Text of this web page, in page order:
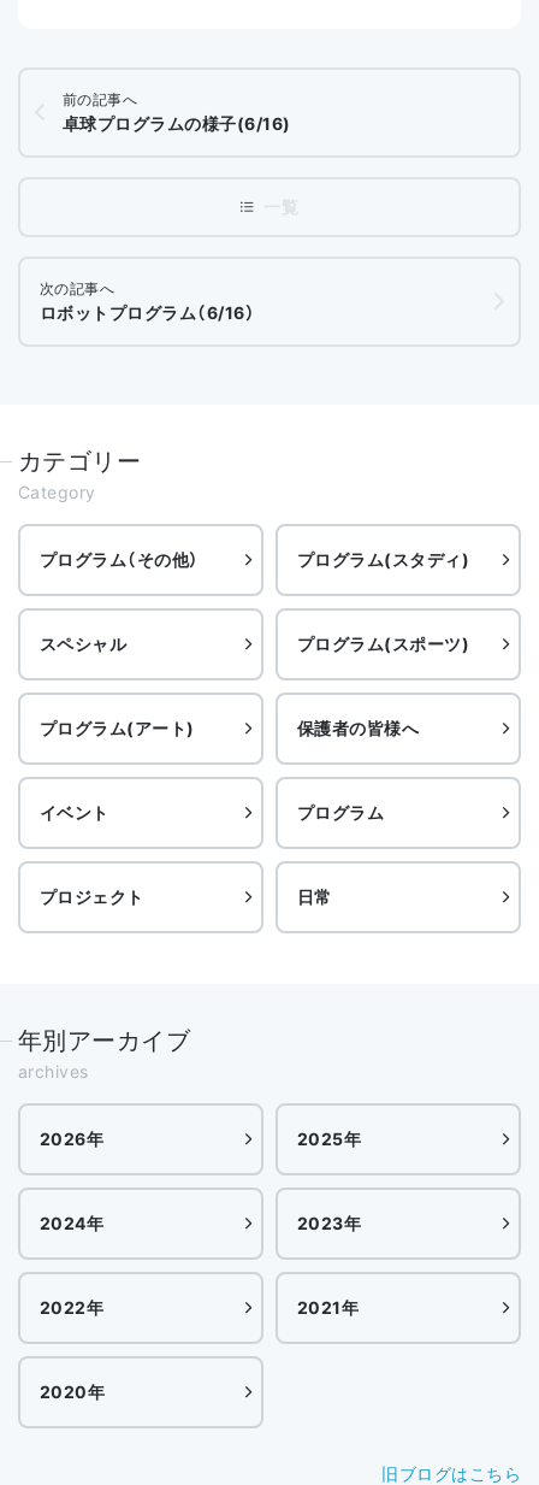
前の記事へ
卓球プログラムの様子(6/16)
次の記事へ
ロボットプログラム（6/16）
カテゴリー
Category
プログラム（その他） プログラム(スタディ)
スペシャル プログラム(スポーツ)
プログラム(アート) 保護者の皆様へ
イベント プログラム
プロジェクト 日常
年別アーカイブ
archives
2026年 2025年
2024年 2023年
2022年 2021年
2020年
旧ブログはこちら